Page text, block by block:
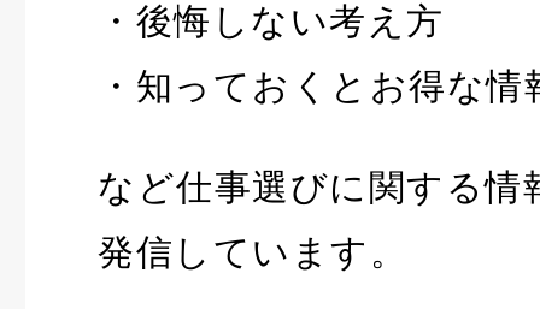
・後悔しない考え方
・知っておくとお得な情
など仕事選びに関する情
発信しています。